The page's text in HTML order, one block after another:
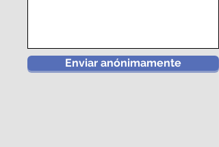
Enviar anónimamente